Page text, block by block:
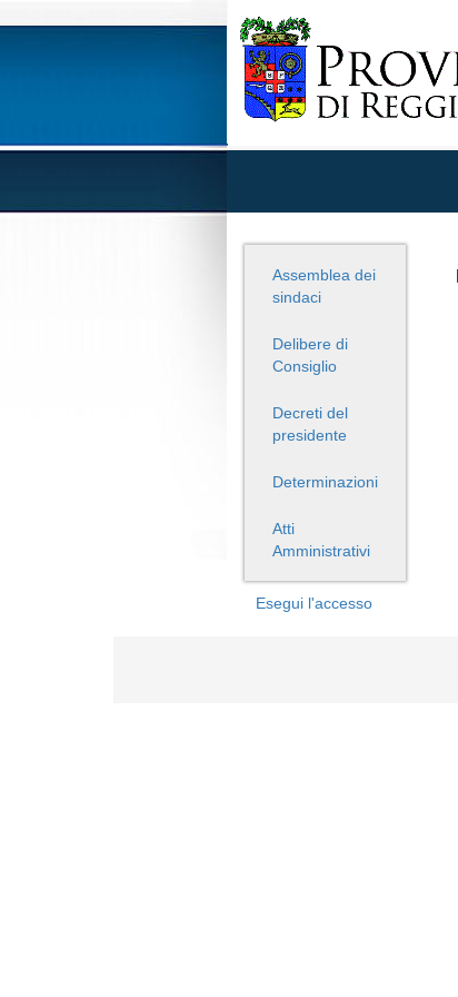
Assemblea dei
sindaci
Delibere di
Consiglio
Decreti del
presidente
Determinazioni
Atti
Amministrativi
Esegui l'accesso